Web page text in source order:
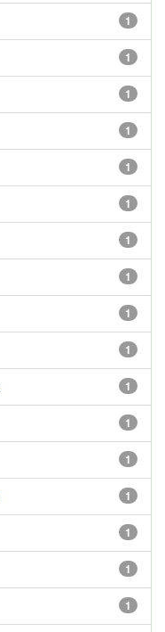
1
1
1
1
1
1
1
1
1
1
1
1
1
1
1
1
1